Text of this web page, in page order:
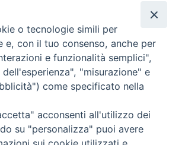
Digitale
Cartaceo
Copia Digitale
o tecnologie simili per
e, con il tuo consenso, anche per
e funzionalità semplici",
"misurazione" e
come specificato nella
acconsenti all'utilizzo dei
su "personalizza" puoi avere